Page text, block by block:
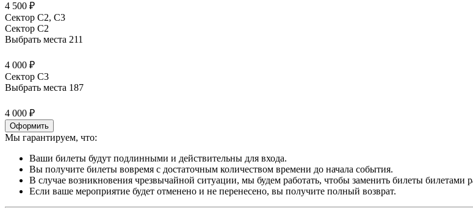
4 500 ₽
Сектор С2, С3
Сектор C2
Выбрать места 211
4 000 ₽
Сектор C3
Выбрать места 187
4 000 ₽
Оформить
Мы гарантируем, что:
Ваши билеты будут подлинными и действительны для входа.
Вы получите билеты вовремя с достаточным количеством времени до начала события.
В случае возникновения чрезвычайной ситуации, мы будем работать, чтобы заменить билеты билетами
Если ваше мероприятие будет отменено и не перенесено, вы получите полный возврат.